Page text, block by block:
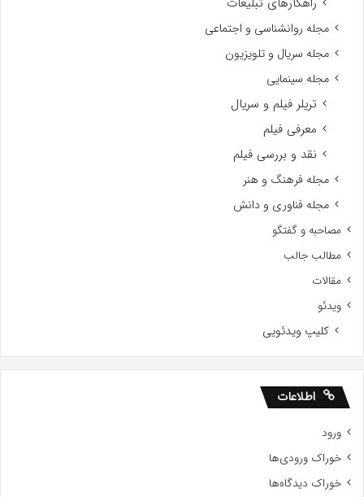
مجله روانشناسی و اجتماعی
مجله سریال و تلویزیون
مجله سینمایی
تریلر فیلم و سریال
معرفی فیلم
نقد و بررسی فیلم
مجله فرهنگ و هنر
مجله فناوری و دانش
مصاحبه و گفتگو
مطالب جالب
مقالات
ویدئو
کلیپ ویدئویی
اطلاعات
ورود
خوراک ورودی‌ها
خوراک دیدگاه‌ها